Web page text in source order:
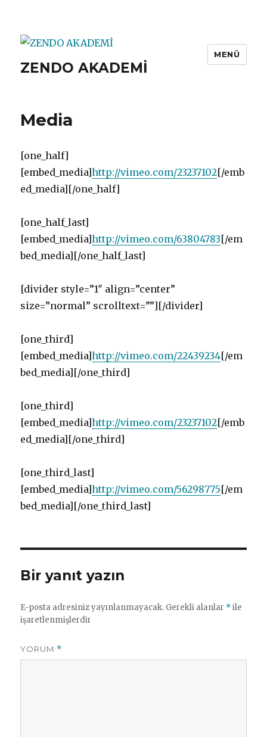
ZENDO AKADEMİ
MENÜ
Media
[one_half]
[embed_media]http://vimeo.com/23237102[/emb
ed_media][/one_half]
[one_half_last]
[embed_media]http://vimeo.com/63804783[/em
bed_media][/one_half_last]
[divider style=”1″ align=”center”
size=”normal” scrolltext=””][/divider]
[one_third]
[embed_media]http://vimeo.com/22439234[/em
bed_media][/one_third]
[one_third]
[embed_media]http://vimeo.com/23237102[/emb
ed_media][/one_third]
[one_third_last]
[embed_media]http://vimeo.com/56298775[/em
bed_media][/one_third_last]
Bir yanıt yazın
E-posta adresiniz yayınlanmayacak. Gerekli alanlar *ile
işaretlenmişlerdir
YORUM *